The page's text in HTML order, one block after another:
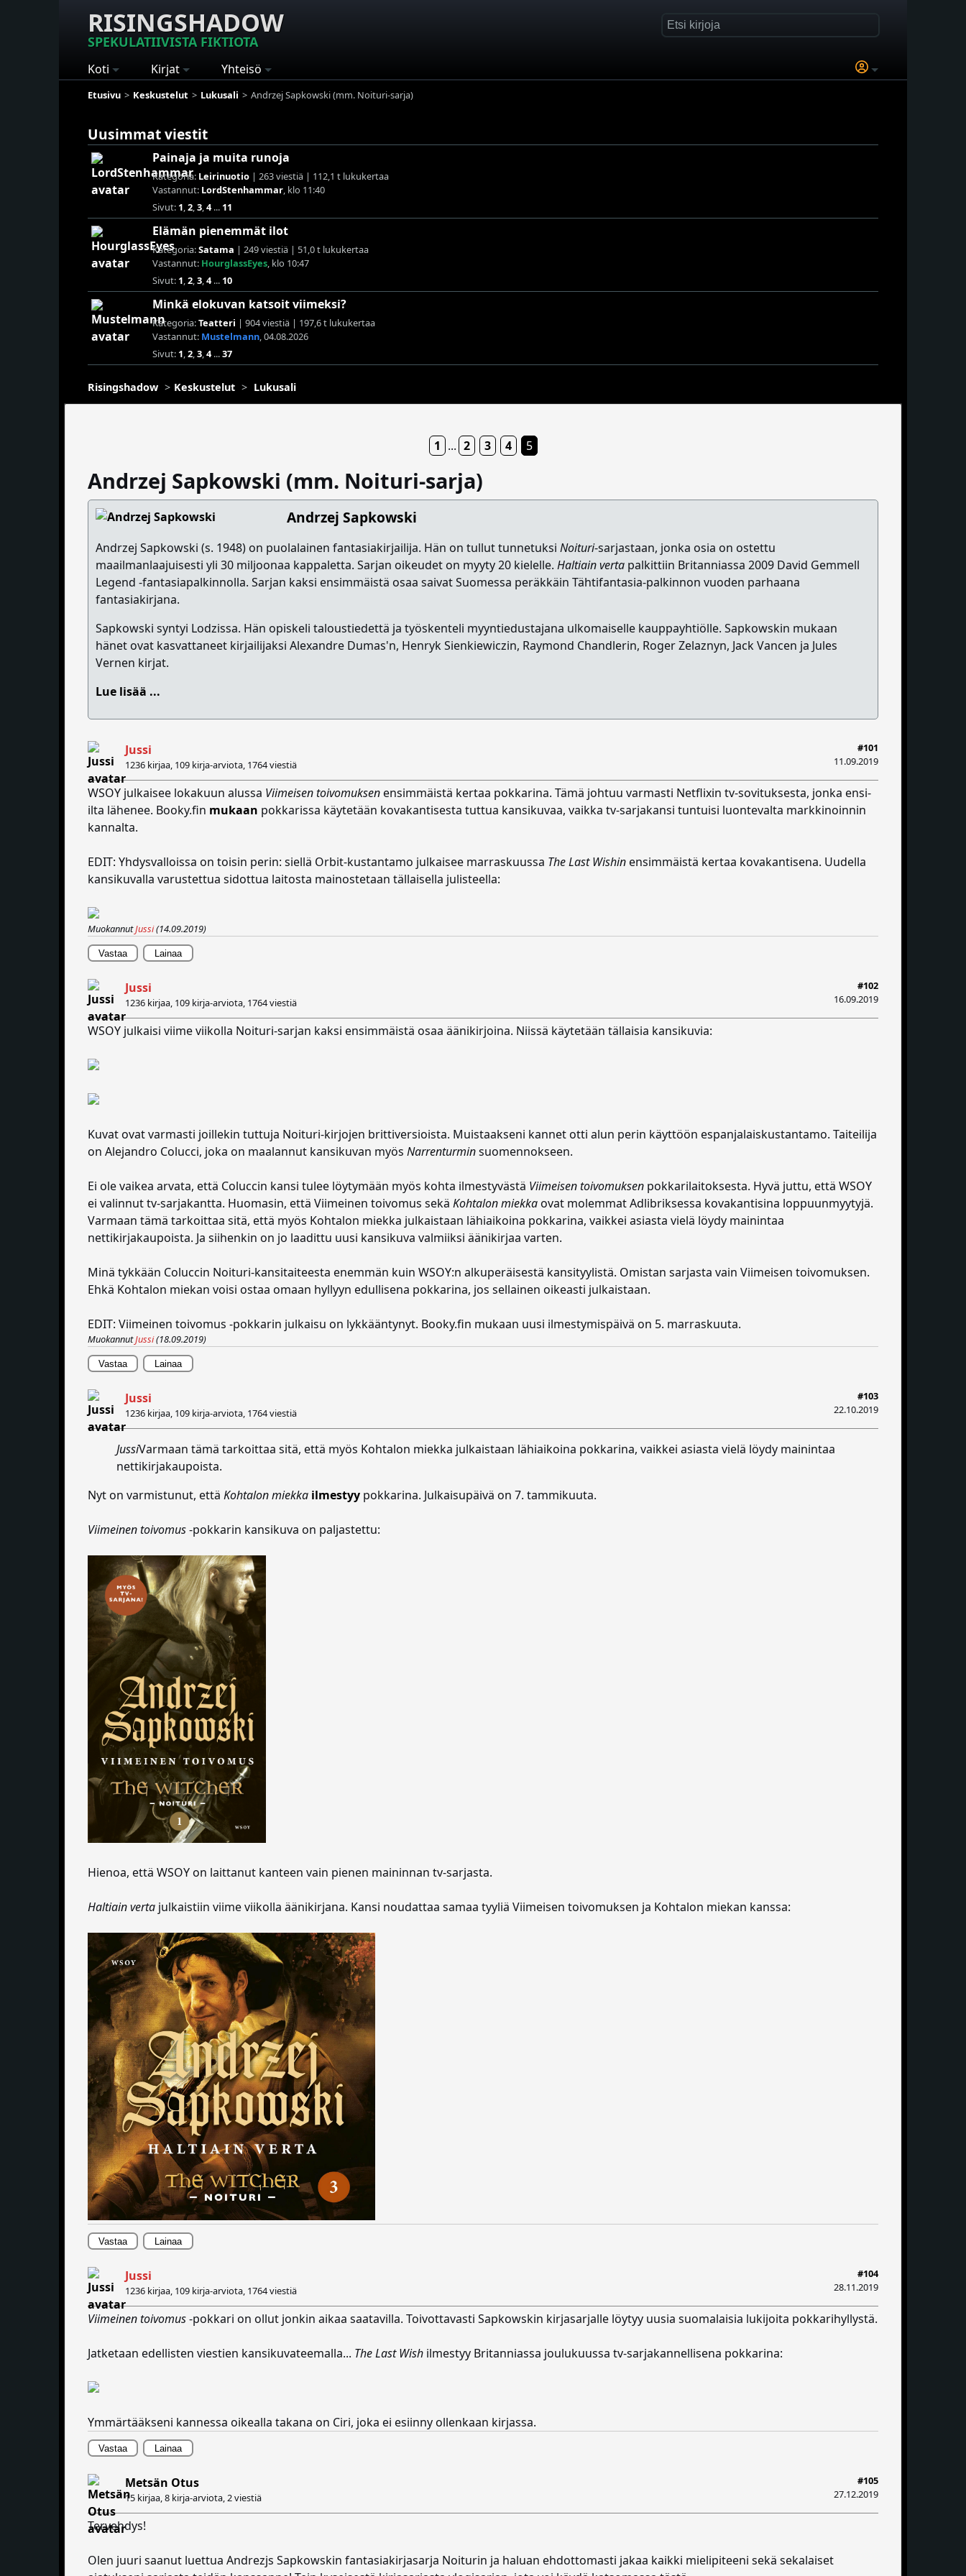
RISINGSHADOW
SPEKULATIIVISTA FIKTIOTA
Koti Kirjat Yhteisö
Etusivu Keskustelut Lukusali Andrzej Sapkowski (mm. Noituri-sarja)
Uusimmat viestit
Painaja ja muita runoja
Kategoria: Leirinuotio | 263 viestiä | 112,1 t lukukertaa
Vastannut: LordStenhammar , klo 11:40
Sivut: 1 2 3 4... 11
Elämän pienemmät ilot
Kategoria:Satama | 249 viestiä | 51,0 t lukukertaa
Vastannut: HourglassEyes , klo 10:47
Sivut: 1 2 3 4... 10
Minkä elokuvan katsoit viimeksi?
Kategoria:Teatteri | 904 viestiä | 197,6 t lukukertaa
Vastannut: Mustelmann , 04.08.2026
Sivut: 1 2 3 4...37
Risingshadow Keskustelut Lukusali
1 ... 2 3 4 5
Andrzej Sapkowski (mm. Noituri-sarja)
Andrzej Sapkowski
Andrzej Sapkowski (s. 1948) on puolalainen fantasiakirjailija. Hän on tullut tunnetuksi Noituri-sarjastaan, jonka osia on ostettu
maailmanlaajuisesti yli 30 miljoonaa kappaletta. Sarjan oikeudet on myyty 20 kielelle. Haltiain verta palkittiin Britanniassa 2009 David Gemmell
Legend -fantasiapalkinnolla. Sarjan kaksi ensimmäistä osaa saivat Suomessa peräkkäin Tähtifantasia-palkinnon vuoden parhaana
fantasiakirjana.
Sapkowski syntyi Lodzissa. Hän opiskeli taloustiedettä ja työskenteli myyntiedustajana ulkomaiselle kauppayhtiölle. Sapkowskin mukaan
hänet ovat kasvattaneet kirjailijaksi Alexandre Dumas'n, Henryk Sienkiewiczin, Raymond Chandlerin, Roger Zelaznyn, Jack Vancen ja Jules
Vernen kirjat.
Lue lisää ...
#101
11.09.2019
Jussi
1236 kirjaa, 109 kirja-arviota, 1764 viestiä
WSOY julkaisee lokakuun alussa Viimeisen toivomuksenensimmäistä kertaa pokkarina. Tämä johtuu varmasti Netflixin tv-sovituksesta, jonka ensi-
ilta lähenee. Booky.fin mukaan pokkarissa käytetään kovakantisesta tuttua kansikuvaa, vaikka tv-sarjakansi tuntuisi luontevalta markkinoinnin
kannalta.
EDIT: Yhdysvalloissa on toisin perin: siellä Orbit-kustantamo julkaisee marraskuussa The Last Wishinensimmäistä kertaa kovakantisena. Uudella
kansikuvalla varustettua sidottua laitosta mainostetaan tällaisella julisteella:
MuokannutJussi(14.09.2019)
Vastaa Lainaa
#102
16.09.2019
Jussi
1236 kirjaa, 109 kirja-arviota, 1764 viestiä
WSOY julkaisi viime viikolla Noituri-sarjan kaksi ensimmäistä osaa äänikirjoina. Niissä käytetään tällaisia kansikuvia:
Kuvat ovat varmasti joillekin tuttuja Noituri-kirjojen brittiversioista. Muistaakseni kannet otti alun perin käyttöön espanjalaiskustantamo. Taiteilija
on Alejandro Colucci, joka on maalannut kansikuvan myös Narrenturminsuomennokseen.
Ei ole vaikea arvata, että Coluccin kansi tulee löytymään myös kohta ilmestyvästä Viimeisen toivomuksen pokkarilaitoksesta. Hyvä juttu, että WSOY
ei valinnut tv-sarjakantta. Huomasin, että Viimeinen toivomus sekä Kohtalon miekkaovat molemmat Adlibriksessa kovakantisina loppuunmyytyjä.
Varmaan tämä tarkoittaa sitä, että myös Kohtalon miekka julkaistaan lähiaikoina pokkarina, vaikkei asiasta vielä löydy mainintaa
nettikirjakaupoista. Ja siihenkin on jo laadittu uusi kansikuva valmiiksi äänikirjaa varten.
Minä tykkään Coluccin Noituri-kansitaiteesta enemmän kuin WSOY:n alkuperäisestä kansityylistä. Omistan sarjasta vain Viimeisen toivomuksen.
Ehkä Kohtalon miekan voisi ostaa omaan hyllyyn edullisena pokkarina, jos sellainen oikeasti julkaistaan.
EDIT: Viimeinen toivomus -pokkarin julkaisu on lykkääntynyt. Booky.fin mukaan uusi ilmestymispäivä on 5. marraskuuta.
MuokannutJussi(18.09.2019)
Vastaa Lainaa
#103
22.10.2019
Jussi
1236 kirjaa, 109 kirja-arviota, 1764 viestiä
JussiVarmaan tämä tarkoittaa sitä, että myös Kohtalon miekka julkaistaan lähiaikoina pokkarina, vaikkei asiasta vielä löydy mainintaa
nettikirjakaupoista.
Nyt on varmistunut, että Kohtalon miekka ilmestyy pokkarina. Julkaisupäivä on 7. tammikuuta.
Viimeinen toivomus-pokkarin kansikuva on paljastettu:
Hienoa, että WSOY on laittanut kanteen vain pienen maininnan tv-sarjasta.
Haltiain verta julkaistiin viime viikolla äänikirjana. Kansi noudattaa samaa tyyliä Viimeisen toivomuksen ja Kohtalon miekan kanssa:
Vastaa Lainaa
#104
28.11.2019
Jussi
1236 kirjaa, 109 kirja-arviota, 1764 viestiä
Viimeinen toivomus-pokkari on ollut jonkin aikaa saatavilla. Toivottavasti Sapkowskin kirjasarjalle löytyy uusia suomalaisia lukijoita pokkarihyllystä.
Jatketaan edellisten viestien kansikuvateemalla... The Last Wish ilmestyy Britanniassa joulukuussa tv-sarjakannellisena pokkarina:
Ymmärtääkseni kannessa oikealla takana on Ciri, joka ei esiinny ollenkaan kirjassa.
Vastaa Lainaa
#105
27.12.2019
Metsän Otus
15 kirjaa, 8 kirja-arviota, 2 viestiä
Tervehdys!
Olen juuri saanut luettua Andrezjs Sapkowskin fantasiakirjasarja Noiturin ja haluan ehdottomasti jakaa kaikki mielipiteeni sekä sekalaiset